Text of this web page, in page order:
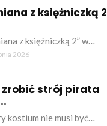
z księżniczką 2
z księżniczką 2” w…
2026
zrobić strój pirata
kostium nie musi być…